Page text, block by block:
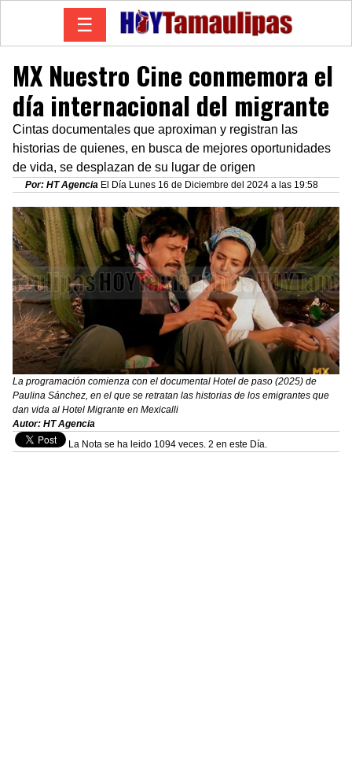
☰
MX Nuestro Cine conmemora el
día internacional del migrante
Cintas documentales que aproximan y registran las
historias de quienes, en busca de mejores oportunidades
de vida, se desplazan de su lugar de origen
Por: HT Agencia El Día Lunes 16 de Diciembre del 2024 a las 19:58
La programación comienza con el documental Hotel de paso (2025) de
Paulina Sánchez, en el que se retratan las historias de los emigrantes que
dan vida al Hotel Migrante en Mexicalli
Autor: HT Agencia
La Nota se ha leido 1094 veces. 2 en este Día.